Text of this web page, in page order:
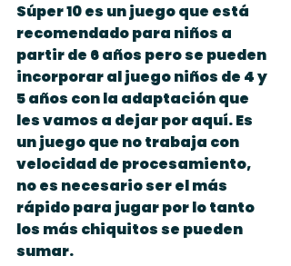
Súper 10 es un juego que está
recomendado para niños a
partir de 6 años pero se pueden
incorporar al juego niños de 4 y
5 años con la adaptación que
les vamos a dejar por aquí. Es
un juego que no trabaja con
velocidad de procesamiento,
no es necesario ser el más
rápido para jugar por lo tanto
los más chiquitos se pueden
sumar.